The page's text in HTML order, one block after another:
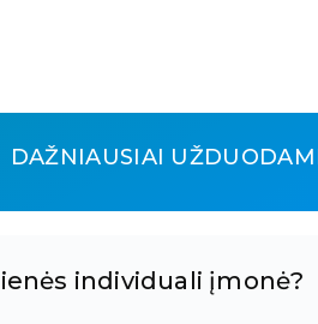
DAŽNIAUSIAI
individuali įmonė?